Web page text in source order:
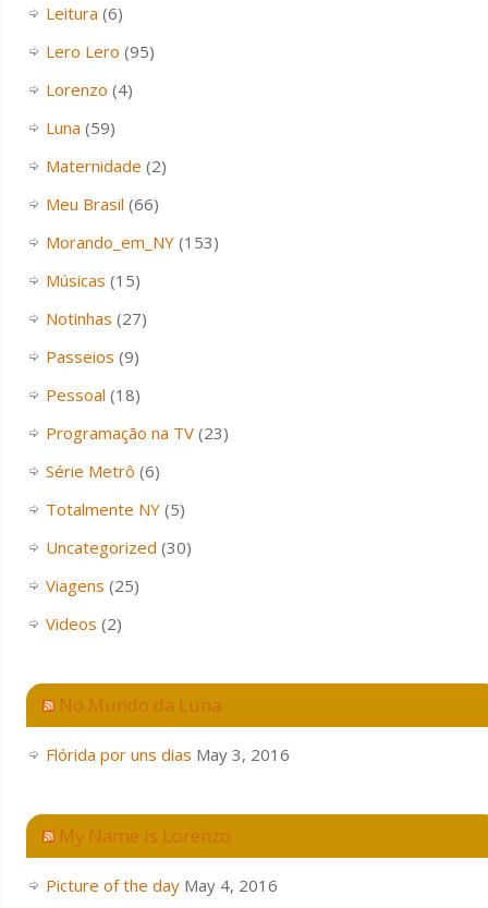
Leitura (6)
Lero Lero (95)
Lorenzo (4)
Luna (59)
Maternidade (2)
Meu Brasil (66)
Morando_em_NY(153)
Músicas (15)
Notinhas (27)
Passeios (9)
Pessoal (18)
Programação na TV(23)
Série Metrô (6)
Totalmente NY(5)
Uncategorized (30)
Viagens (25)
Videos (2)
No Mundo da Luna
Flórida por uns dias May 3, 2016
My Name is Lorenzo
Picture of the day May 4, 2016